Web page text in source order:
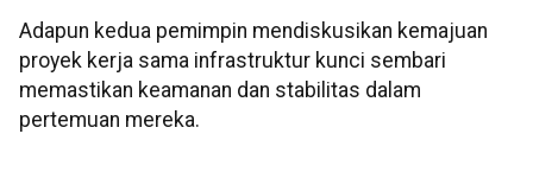
Adapun kedua pemimpin mendiskusikan kemajuan
proyek kerja sama infrastruktur kunci sembari
memastikan keamanan dan stabilitas dalam
pertemuan mereka.